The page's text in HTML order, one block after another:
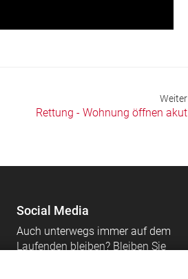
Weiter
Rettung - Wohnung öffnen akut
Social Media
Auch unterwegs immer auf dem
Laufenden bleiben? Bleiben Sie